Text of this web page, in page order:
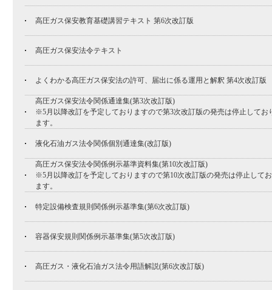
高圧ガス保安教育基礎講習テキスト 第6次改訂版
高圧ガス保安法令テキスト
よくわかる高圧ガス保安法の許可、届出に係る運用と解釈 第4次改訂版
高圧ガス保安法令関係通達集(第3次改訂版)
※5月以降改訂を予定しておりますので第3次改訂版の発売は停止してお
ます。
液化石油ガス法令関係個別通達集(改訂版)
高圧ガス保安法令関係例示基準資料集(第10次改訂版)
※5月以降改訂を予定しておりますので第10次改訂版の発売は停止して
ます。
特定設備検査規則関係例示基準集(第6次改訂版)
容器保安規則関係例示基準集(第5次改訂版)
高圧ガス・液化石油ガス法令用語解説(第6次改訂版)